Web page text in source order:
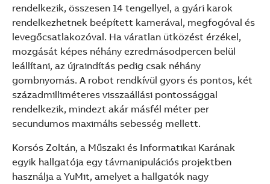
rendelkezik, összesen 14 tengellyel, a gyári karok
rendelkezhetnek beépített kamerával, megfogóval és
levegőcsatlakozóval. Ha váratlan ütközést érzékel,
mozgását képes néhány ezredmásodpercen belül
leállítani, az újraindítás pedig csak néhány
gombnyomás. A robot rendkívül gyors és pontos, két
századmilliméteres visszaállási pontossággal
rendelkezik, mindezt akár másfél méter per
secundumos maximális sebesség mellett.
Korsós Zoltán, a Műszaki és Informatikai Karának
egyik hallgatója egy távmanipulációs projektben
használja a YuMit, amelyet a hallgatók nagy